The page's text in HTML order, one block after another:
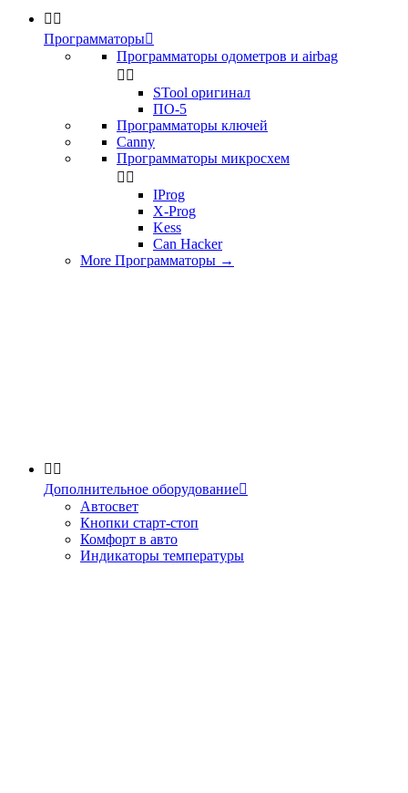
 
Программаторы
Программаторы одометров и airbag
 
STool оригинал
ПО-5
Программаторы ключей
Canny
Программаторы микросхем
 
IProg
X-Prog
Kess
Can Hacker
More Программаторы →
 
Дополнительное оборудование
Автосвет
Кнопки старт-стоп
Комфорт в авто
Индикаторы температуры